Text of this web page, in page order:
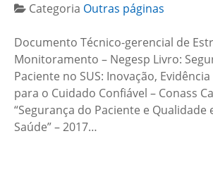
Categoria Outras páginas
Documento Técnico-gerencial de
Monitoramento – Negesp Livro:
Paciente no SUS: Inovação,
para o Cuidado Confiável – Conass
“Segurança do Paciente e Qualidade
Saúde” – 2017…